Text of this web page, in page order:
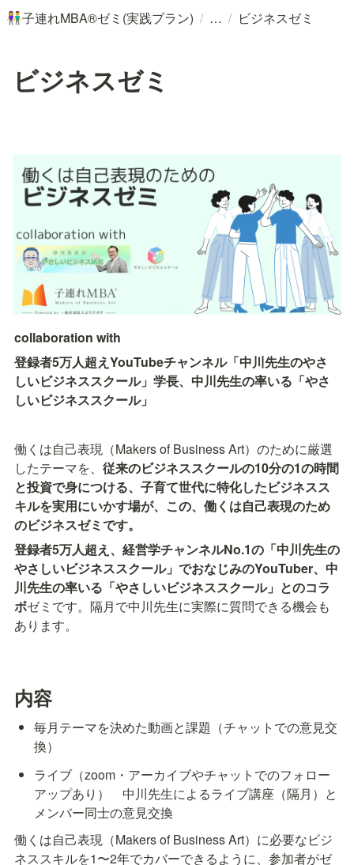
👫子連れMBA®️ゼミ(実践プラン) / / ビジネスゼミ
ビジネスゼミ
collaboration with
登録者5万人超えYouTubeチャンネル「中川先生のやさ
しいビジネススクール」学長、中川先生の率いる「やさ
しいビジネススクール」
働くは自己表現（Makers of Business Art）のために厳選
したテーマを、 従来のビジネススクールの10分の1の時間
と投資で身につける、子育て世代に特化したビジネスス
キルを実用にいかす場が、この、働くは自己表現のため
のビジネスゼミです。
登録者5万人超え、経営学チャンネルNo.1の「中川先生の
やさしいビジネススクール」でおなじみのYouTuber、中
川先生の率いる「やさしいビジネススクール」とのコラ
ボゼミです。隔月で中川先生に実際に質問できる機会も
あります。
内容
毎月テーマを決めた動画と課題（チャットでの意見交
換）
ライブ（zoom・アーカイブやチャットでのフォロー
アップあり）　中川先生によるライブ講座（隔月）と
メンバー同士の意見交換
働くは自己表現（Makers of Business Art）に必要なビジ
ネススキルを1〜2年でカバーできるように、参加者がゼ